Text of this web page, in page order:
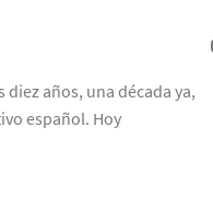
años, una década ya,
español. Hoy